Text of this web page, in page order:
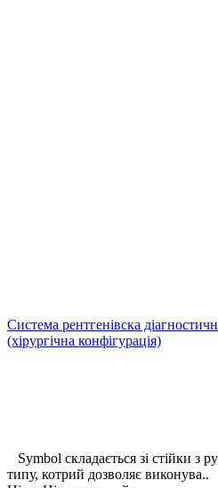
Система рентгенівска
(хірургічна конфігурація)
Symbol складається зі стійки
типу, котрий дозволяє виконува..